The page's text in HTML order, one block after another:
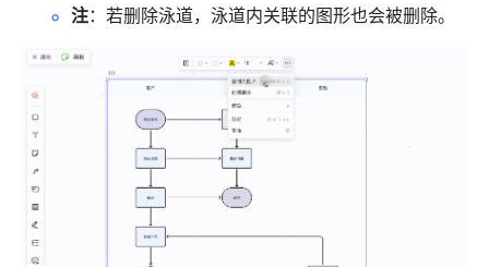
注：若删除泳道，泳道内关联的图形也会被删除。